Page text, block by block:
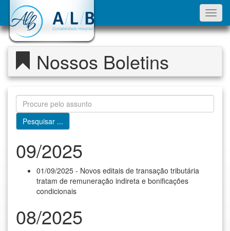
Nossos Boletins
09/2025
01/09/2025 - Novos editais de transação tributária
tratam de remuneração indireta e bonificações
condicionais
08/2025